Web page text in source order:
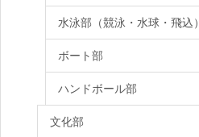
水泳部（競泳・水球・飛込）
ボート部
ハンドボール部
文化部